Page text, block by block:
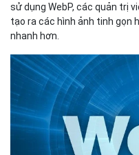
sử dụng WebP, các quản trị
tạo ra các hình ảnh tinh gọn
nhanh hơn.